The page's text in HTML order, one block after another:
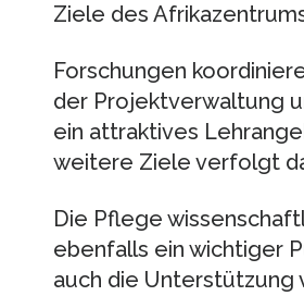
Ziele des
Forschungen
der Projektverwaltung
ein attraktives
weitere Ziele verfolgt
Die Pflege
ebenfalls ein wichtiger
auch die Unterstützung